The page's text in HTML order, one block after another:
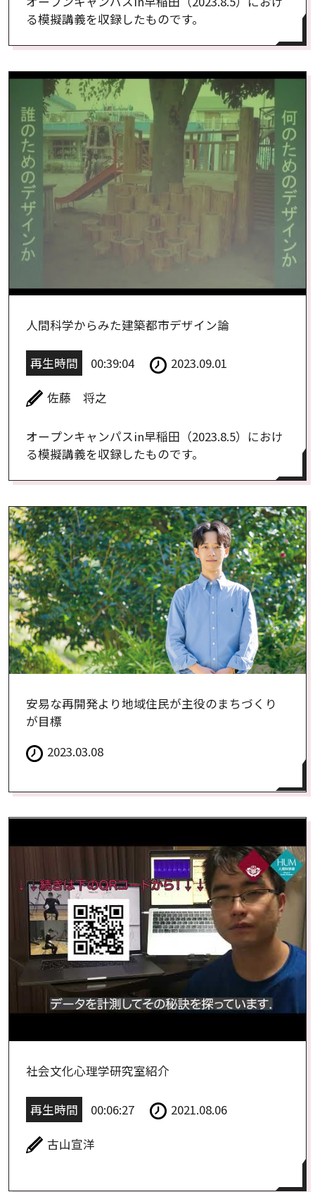
る模擬講義を収録したものです。
人間科学からみた建築都市デザイン論
再生時間 00:39:04 2023.09.01
佐藤 将之
オープンキャンパスin早稲田（2023.8.5）におけ
る模擬講義を収録したものです。
安易な再開発より地域住民が主役のまちづくり
が目標
2023.03.08
社会文化心理学研究室紹介
再生時間 00:06:27 2021.08.06
古山宣洋